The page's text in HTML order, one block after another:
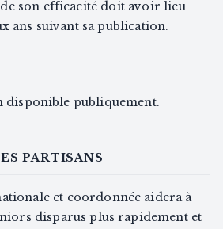
son efficacité doit avoir lieu
ans suivant sa publication.
publiquement.
PARTISANS
et coordonnée aidera à
disparus plus rapidement et